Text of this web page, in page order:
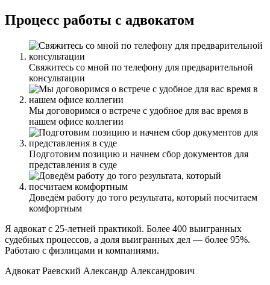
Процесс работы с адвокатом
Свяжитесь со мной по телефону для предварительной
консультации
Мы договоримся о встрече с удобное для вас время в
нашем офисе коллегии
Подготовим позицию и начнем сбор документов для
представления в суде
Доведём работу до того результата, который посчитаем
комфортным
Я адвокат с 25-летней практикой. Более 400 выигранных
судебных процессов, а доля выигранных дел — более 95%.
Работаю с физлицами и компаниями.
Адвокат Раевский Александр Александрович